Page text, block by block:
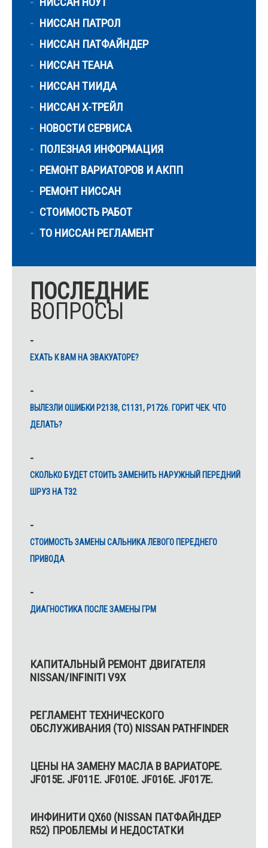
НИССАН ПАТРОЛ
НИССАН ПАТФАЙНДЕР
НИССАН ТЕАНА
НИССАН ТИИДА
НИССАН Х-ТРЕЙЛ
НОВОСТИ СЕРВИСА
ПОЛЕЗНАЯ ИНФОРМАЦИЯ
РЕМОНТ ВАРИАТОРОВ И АКПП
РЕМОНТ НИССАН
СТОИМОСТЬ РАБОТ
ТО НИССАН РЕГЛАМЕНТ
ПОСЛЕДНИЕ
ВОПРОСЫ
ЕХАТЬ К ВАМ НА ЭВАКУАТОРЕ?
ВЫЛЕЗЛИ ОШИБКИ Р2138, С1131, Р1726. ГОРИТ ЧЕК. ЧТО
ДЕЛАТЬ?
СКОЛЬКО БУДЕТ СТОИТЬ ЗАМЕНИТЬ НАРУЖНЫЙ ПЕРЕДНИЙ
ШРУЗ НА Т32
CТОИМОСТЬ ЗАМЕНЫ САЛЬНИКА ЛЕВОГО ПЕРЕДНЕГО
ПРИВОДА
ДИАГНОСТИКА ПОСЛЕ ЗАМЕНЫ ГРМ
КАПИТАЛЬНЫЙ РЕМОНТ ДВИГАТЕЛЯ
NISSAN/INFINITI V9X
РЕГЛАМЕНТ ТЕХНИЧЕСКОГО
ОБСЛУЖИВАНИЯ (ТО) NISSAN PATHFINDER
ЦЕНЫ НА ЗАМЕНУ МАСЛА В ВАРИАТОРЕ.
JF015E. JF011E. JF010E. JF016E. JF017E.
ИНФИНИТИ QX60 (NISSAN ПАТФАЙНДЕР
R52) ПРОБЛЕМЫ И НЕДОСТАТКИ